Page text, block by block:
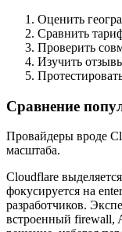
Оценить
Сравнить
Проверить
Изучить
Сравнение
Провайдеры вроде
масштаба.
Cloudflare
фокусируется на
разработчиков.
встроенный firewall,